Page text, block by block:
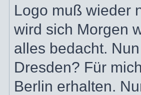
Logo muß wieder
wird sich Morgen
alles bedacht.
Dresden? Für
Berlin erhalten.